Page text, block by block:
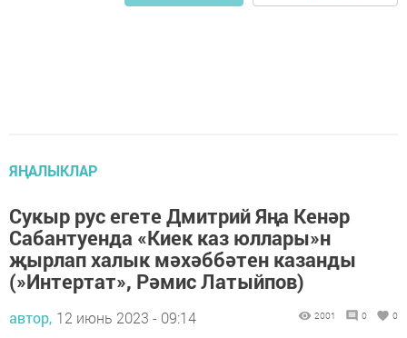
ЯҢАЛЫКЛАР
Сукыр рус егете Дмитрий Яңа Кенәр
Сабантуенда «Киек каз юллары»н
җырлап халык мәхәббәтен казанды
(»Интертат», Рәмис Латыйпов)
автор, 12 июнь 2023 - 09:14 2001 0 0